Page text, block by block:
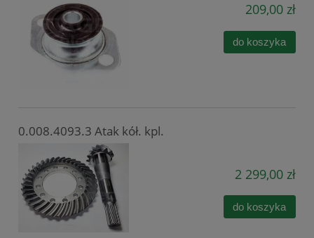
209,00 zł
do koszyka
0.008.4093.3 Atak kół. kpl.
2 299,00 zł
do koszyka